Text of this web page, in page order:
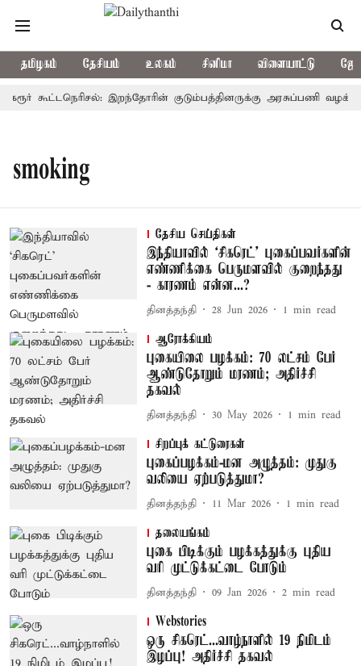
தமிழகம் தேசியம் உலகம் சினிமா விளையாட்டு
கரூர் கூட்டநெரிசல்: இறந்தோரின் குடும்பத்தினருக்கு அரசுப்பணி
smoking
தேசிய செய்திகள்
இந்தியாவில் ‘சிகரெட்’ புகைப்பவர்களின்
எண்ணிக்கை பெருமளவில் குறைந்தது
- காரணம் என்ன...?
தினத்தந்தி 28 Jun 2026 1 min read
ஆரோக்கியம்
புகையிலை பழக்கம்: 70 லட்சம் பேர்
ஆண்டுதோறும் மரணம்; அதிர்ச்சி
தகவல்
தினத்தந்தி 30 May 2026 1 min read
சிறப்புக் கட்டுரைகள்
புகைப்பழக்கம்-மன அழுத்தம்: முதுகு
வலியை ஏற்படுத்துமா?
தினத்தந்தி 11 Mar 2026 1 min read
தலையங்கம்
புகை பிடிக்கும் பழக்கத்துக்கு புதிய
வரி முட்டுக்கட்டை போடும்
தினத்தந்தி 09 Jan 2026 2 min read
Webstories
ஒரு சிகரெட்...வாழ்நாளில் 19 நிமிடம்
இழப்பு! அதிர்ச்சி தகவல்